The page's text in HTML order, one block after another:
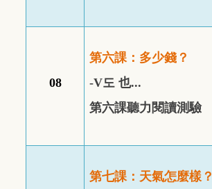
08
第六課：多少錢？
-V도 也...
第六課聽力閱讀測驗
第七課：天氣怎麼樣？